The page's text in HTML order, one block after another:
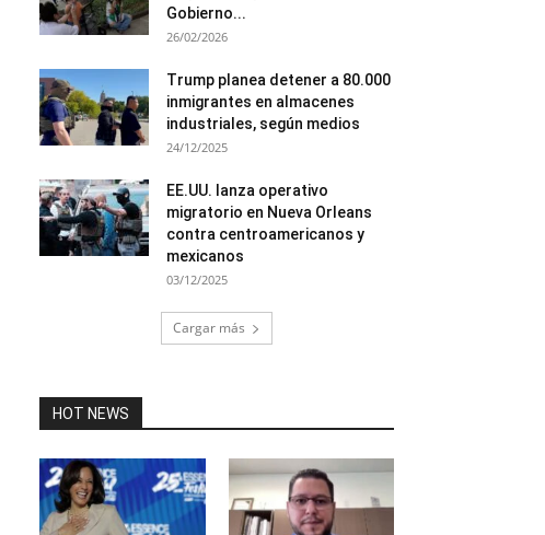
Gobierno...
26/02/2026
Trump planea detener a 80.000
inmigrantes en almacenes
industriales, según medios
24/12/2025
EE.UU. lanza operativo
migratorio en Nueva Orleans
contra centroamericanos y
mexicanos
03/12/2025
Cargar más
HOT NEWS